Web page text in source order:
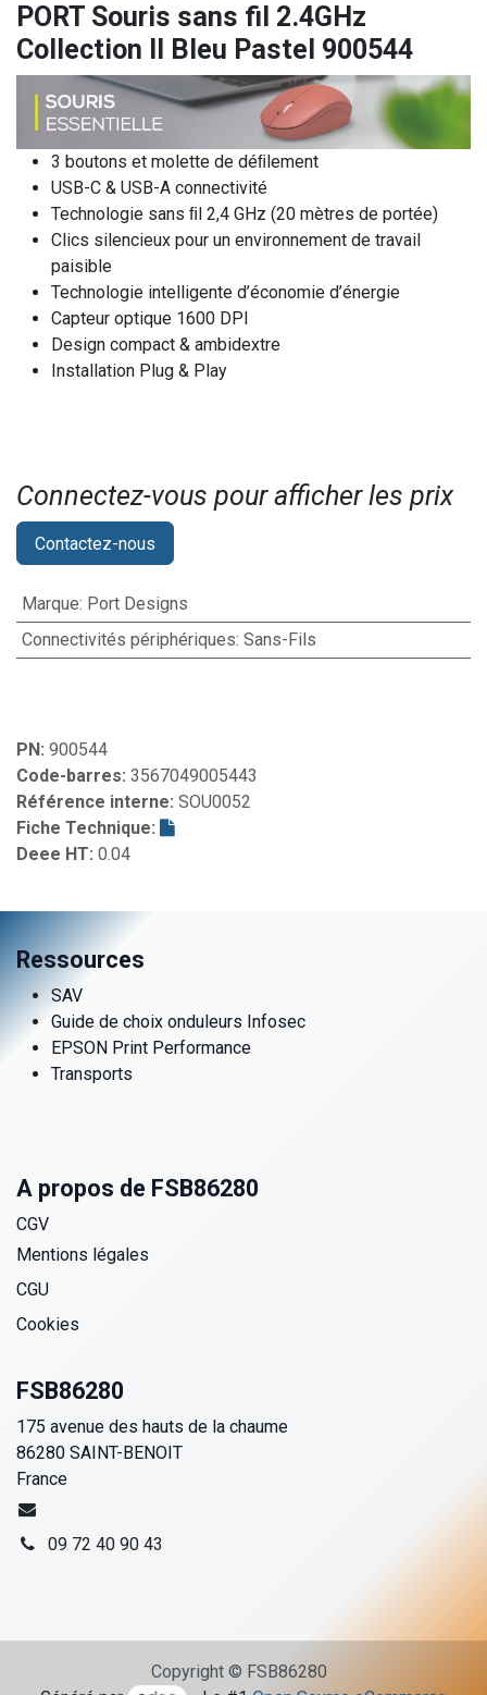
PORT Souris sans fil 2.4GHz
Collection II Bleu Pastel 900544
3 boutons et molette de déﬁlement
USB-C & USB-A connectivité
Technologie sans ﬁl 2,4 GHz (20 mètres de portée)
Clics silencieux pour un environnement de travail
paisible
Technologie intelligente d’économie d’énergie
Capteur optique 1600 DPI
Design compact & ambidextre
Installation Plug & Play
Connectez-vous pour afficher les prix​
Contactez-nous
Marque: Port Designs
Connectivités périphériques: Sans-Fils
PN: 900544
Code-barres: 3567049005443
Référence interne: SOU0052
Fiche Technique:
Deee HT: 0.04
Ressources
SAV
Guide de choix onduleurs Infosec
EPSON Print Performance
Transports
A propos de FSB86280
CGV
Mentions légales
CGU
Cookies
FSB86280
175 avenue des hauts de la chaume
86280 SAINT-BENOIT
France
09 72 40 90 43
Copyright © FSB86280